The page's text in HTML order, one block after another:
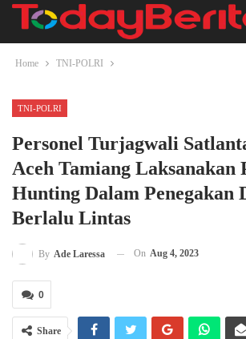
Home TNI-POLRI
TNI-POLRI
Personel Turjagwali
Aceh Tamiang Laksanakan
Hunting Dalam Penegakan
Berlalu Lintas
By Ade Laressa On Aug 4, 2023
0
Share